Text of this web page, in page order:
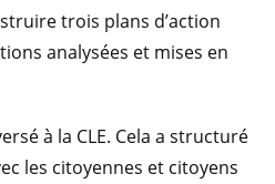
trois plans d’action
analysées et mises en
à la CLE. Cela a structuré
les citoyennes et citoyens